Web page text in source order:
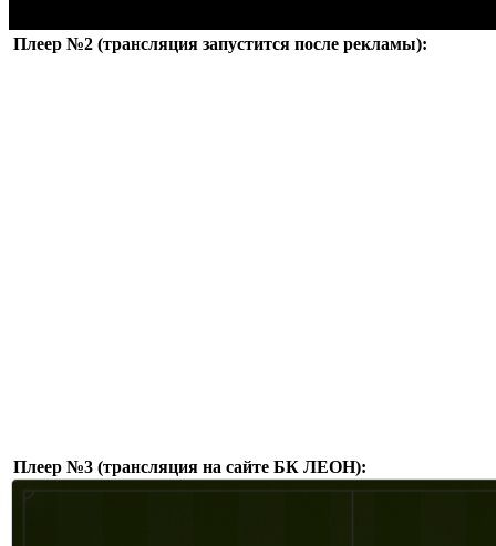
Плеер №2 (трансляция запустится после рекламы):
Плеер №3 (трансляция на сайте БК ЛЕОН):